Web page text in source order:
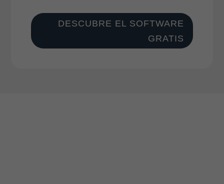
DESCUBRE EL SOFTWARE
GRATIS